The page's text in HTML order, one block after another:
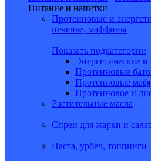
Питание и напитки
Протеиновые и
печенье, маффины
Показать подкатегории
Энергетические
Протеиновые
Протеиновые
Протеиновое и
Растительные масла
Спреи для жарки и
Паста, урбеч, топпинги